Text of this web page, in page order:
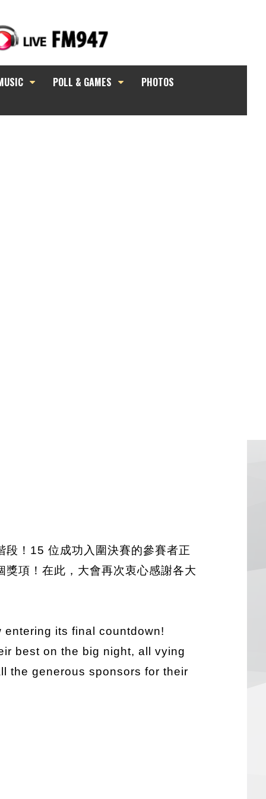
POLL & GAMES PHOTOS
段！15 位成功入圍決賽的參賽者正
項！在此，大會再次衷心感謝各大
its final countdown!
best on the big night, all vying
the generous sponsors for their